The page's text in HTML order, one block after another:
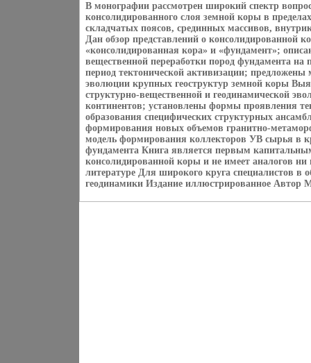
В монографии рассмотрен широкий спектр
консолидированного слоя земной коры в
складчатых поясов, срединных массивов,
Дан обзор представлений о консолидированной
«консолидированная кора» и «фундамент»;
вещественной переработки пород фундамента на
период тектонической активизации; предложены
эволюции крупных геоструктур земной коры
структурно-вещественной и геодинамической
континентов; установлены формы проявления
образования специфических структурных
формирования новых объемов гранитно-
модель формирования коллекторов УВ сырья в
фундамента Книга является первым
консолидированной коры и не имеет аналогов ни
литературе Для широкого круга специалистов в
геодинамики Издание иллюстрированное Автор